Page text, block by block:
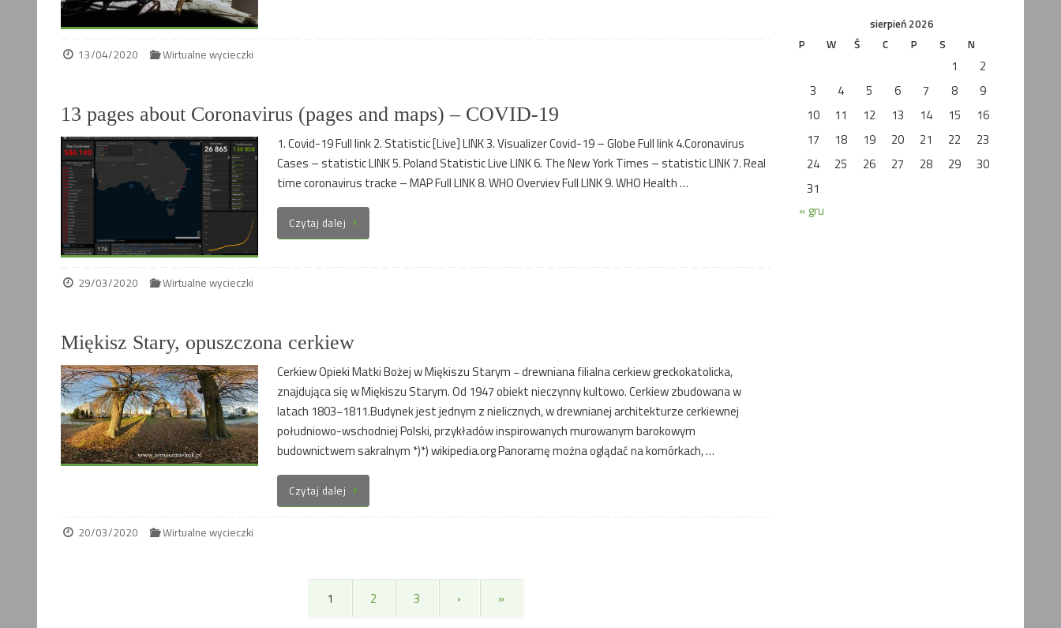
13/04/2020 Wirtualne wycieczki
13 pages about Coronavirus (pages and maps) – COVID-19
1. Covid-19 Full link 2. Statistic [Live] LINK 3. Visualizer Covid-19 – Globe Full link 4.Coronavirus
Cases – statistic LINK 5. Poland Statistic Live LINK 6. The New York Times – statistic LINK 7. Real
time coronavirus tracke – MAP Full LINK 8. WHO Overviev Full LINK 9. WHO Health …
Czytaj dalej
29/03/2020 Wirtualne wycieczki
Miękisz Stary, opuszczona cerkiew
Cerkiew Opieki Matki Bożej w Miękiszu Starym − drewniana filialna cerkiew greckokatolicka,
znajdująca się w Miękiszu Starym. Od 1947 obiekt nieczynny kultowo. Cerkiew zbudowana w
latach 1803−1811.Budynek jest jednym z nielicznych, w drewnianej architekturze cerkiewnej
południowo-wschodniej Polski, przykładów inspirowanych murowanym barokowym
budownictwem sakralnym *)*) wikipedia.org Panoramę można oglądać na komórkach, …
Czytaj dalej
20/03/2020 Wirtualne wycieczki
1 2 3 › »
sierpień 2026
P
W Ś C P S N
1
2
3
4 5 6 7 8
9
10
11 12 13 14 15
16
17
18 19 20 21 22
23
24
25 26 27 28 29
30
31
« gru